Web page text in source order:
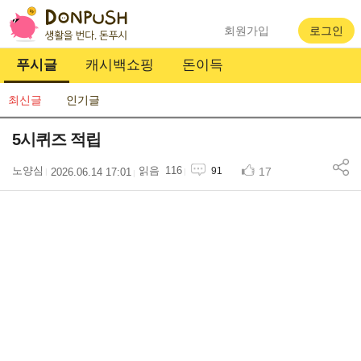
푸시글 캐시백쇼핑 돈이득
회원가입 로그인
최신글 인기글
5시퀴즈 적립
노양심 2026.06.14 17:01 116 91 17